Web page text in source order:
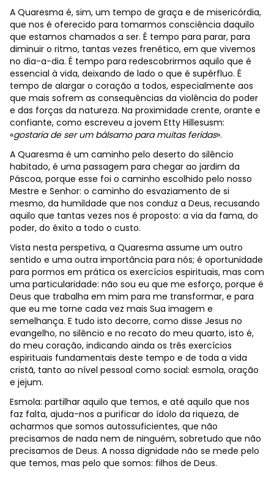
A Quaresma é, sim, um tempo de graça e de misericórdia,
que nos é oferecido para tomarmos consciência daquilo
que estamos chamados a ser. É tempo para parar, para
diminuir o ritmo, tantas vezes frenético, em que vivemos
no dia-a-dia. É tempo para redescobrirmos aquilo que é
essencial à vida, deixando de lado o que é supérfluo. É
tempo de alargar o coração a todos, especialmente aos
que mais sofrem as consequências da violência do poder
e das forças da natureza. Na proximidade crente, orante e
confiante, como escreveu a jovem Etty Hillesusm:
«gostaria de ser um bálsamo para muitas feridas».
A Quaresma é um caminho pelo deserto do silêncio
habitado, é uma passagem para chegar ao jardim da
Páscoa, porque esse foi o caminho escolhido pelo nosso
Mestre e Senhor: o caminho do esvaziamento de si
mesmo, da humildade que nos conduz a Deus, recusando
aquilo que tantas vezes nos é proposto: a via da fama, do
poder, do êxito a todo o custo.
Vista nesta perspetiva, a Quaresma assume um outro
sentido e uma outra importância para nós; é oportunidade
para pormos em prática os exercícios espirituais, mas com
uma particularidade: não sou eu que me esforço, porque é
Deus que trabalha em mim para me transformar, e para
que eu me torne cada vez mais Sua imagem e
semelhança. E tudo isto decorre, como disse Jesus no
evangelho, no silêncio e no recato do meu quarto, isto é,
do meu coração, indicando ainda os três exercícios
espirituais fundamentais deste tempo e de toda a vida
cristã, tanto ao nível pessoal como social: esmola, oração
e jejum.
Esmola: partilhar aquilo que temos, e até aquilo que nos
faz falta, ajuda-nos a purificar do ídolo da riqueza, de
acharmos que somos autossuficientes, que não
precisamos de nada nem de ninguém, sobretudo que não
precisamos de Deus. A nossa dignidade não se mede pelo
que temos, mas pelo que somos: filhos de Deus.